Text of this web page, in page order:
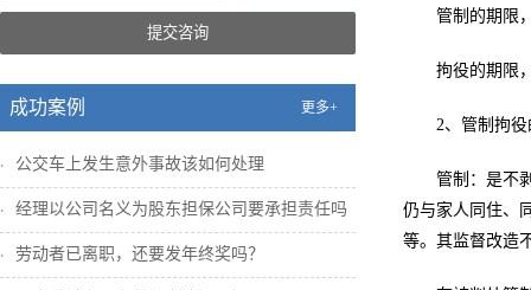
提交咨询
成功案例 更多+
公交车上发生意外事故该如何处理
经理以公司名义为股东担保公司要承担责任吗
劳动者已离职，还要发年终奖吗？
管制的期限
拘役的期限
2、管制拘
管制：是不
仍与家人同住、
等。其监督改造